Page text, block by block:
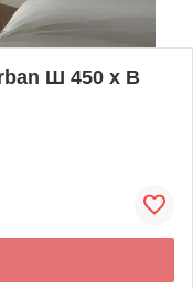
Ш 450 x В